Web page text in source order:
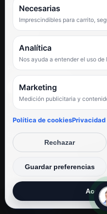
SÍGUENOS
Facebook
TikTok
PUNTUACIÓN DE 4,6 SOBRE 5
★★★★★
Hemos comprado en varias
Espectacular, servicio de 10.»
Iván Rodríguez Ramos
© Electrodirecto 2026
Desarrollo y mantenimiento
Necesarias
Imprescindibles para carrito,
Analítica
Nos ayuda a entender el uso de
Marketing
Medición publicitaria y
Política de cookiesPrivacidad
Rechazar
Guardar preferencias
Privacidad